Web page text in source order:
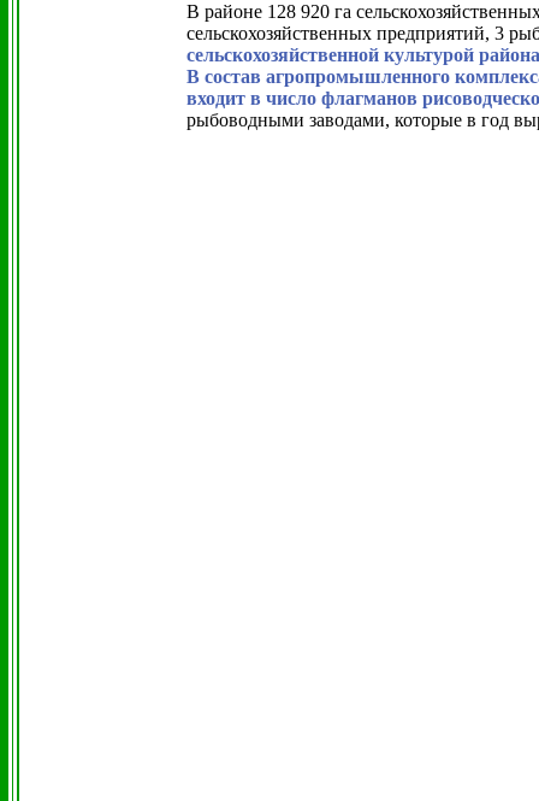
В районе 128 920 га
сельскохозяйственных предприятий, 3
сельскохозяйственной культурой
В состав агропромышленного
входит в число флагманов
рыбоводными заводами, которые в год